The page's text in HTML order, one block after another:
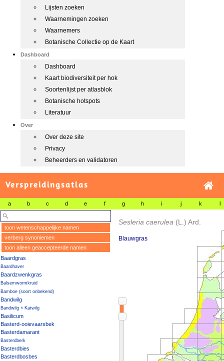
Lijsten zoeken
Waarnemingen zoeken
Waarnemers
Botanische Collectie op de Kaart
Dashboard
Dashboard
Kaart biodiversiteit per hok
Soortenlijst per atlasblok
Botanische hotspots
Literatuur
Over
Over deze site
Privacy
Beheerders en validatoren
Verspreidingsatlas
a b c d e f g h i j k l
toon wetenschappelijke namen
verberg synoniemen
toon alleen geaccepteerde namen
Baardgras
Baardhaver
Baardzwenkgras
Balsemwormkruid
Bamboe (soort onbekend)
Bandwilg
Bandwilg × Katwilg
Basilicum
Basterd-ooievaarsbek
Basterdamarant
Basterdberk
Basterdbies
Basterdbosbes
Sesleria caerulea (L.) Ard.
Blauwgras